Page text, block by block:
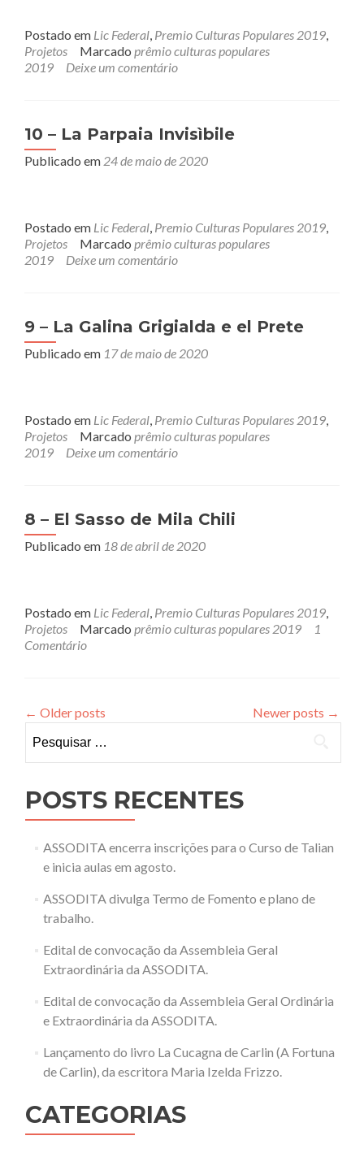
Postado em Lic Federal, Premio Culturas Populares 2019,
Projetos
Marcado prêmio culturas populares
2019
Deixe um comentário
10 – La Parpaia Invisìbile
Publicado em 24 de maio de 2020
Postado em Lic Federal, Premio Culturas Populares 2019,
Projetos
Marcado prêmio culturas populares
2019
Deixe um comentário
9 – La Galina Grigialda e el Prete
Publicado em 17 de maio de 2020
Postado em Lic Federal, Premio Culturas Populares 2019,
Projetos
Marcado prêmio culturas populares
2019
Deixe um comentário
8 – El Sasso de Mila Chili
Publicado em 18 de abril de 2020
Postado em Lic Federal, Premio Culturas Populares 2019,
Projetos
Marcado prêmio culturas populares 2019
1
Comentário
← Older posts Newer posts →
por:
POSTS RECENTES
ASSODITA encerra inscrições para o Curso de Talian
e inicia aulas em agosto.
ASSODITA divulga Termo de Fomento e plano de
trabalho.
Edital de convocação da Assembleia Geral
Extraordinária da ASSODITA.
Edital de convocação da Assembleia Geral Ordinária
e Extraordinária da ASSODITA.
Lançamento do livro La Cucagna de Carlin (A Fortuna
de Carlin), da escritora Maria Izelda Frizzo.
CATEGORIAS